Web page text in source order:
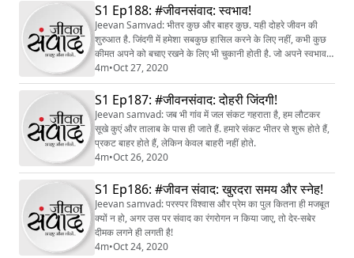
S1 Ep188: #जीवनसंवाद: स्वभाव!
Jeevan Samvad: भीतर कुछ और बाहर कुछ. यही दोहरे जीवन की
शुरुआत है. जिंदगी में हमेशा सबकुछ हासिल करने के लिए नहीं, कभी कुछ
कीमत अपने को बचाए रखने के लिए भी चुकानी होती है. जो अपने स्वभाव
को बचाए रखते हैं, वही जीवन को उपलब्ध होते हैं!
4m•Oct 27, 2020
S1 Ep187: #जीवनसंवाद: दोहरी जिंदगी!
Jeevan samvad: जब भी गांव में जल संकट गहराता है, हम लौटकर
सूखे कुएं और तालाब के पास ही जाते हैं. हमारे संकट भीतर से शुरू होते हैं,
प्रकट बाहर होते हैं, लेकिन केवल बाहरी नहीं होते.
4m•Oct 26, 2020
S1 Ep186: #जीवन संवाद: खुरदरा समय और स्नेह!
Jeevan samvad: परस्पर विश्वास और प्रेम का पुल कितना ही मजबूत
क्यों न हो, अगर उस पर संवाद का रंगरोगन न किया जाए, तो देर-सबेर
दीमक लगने ही लगती है!
4m•Oct 24, 2020